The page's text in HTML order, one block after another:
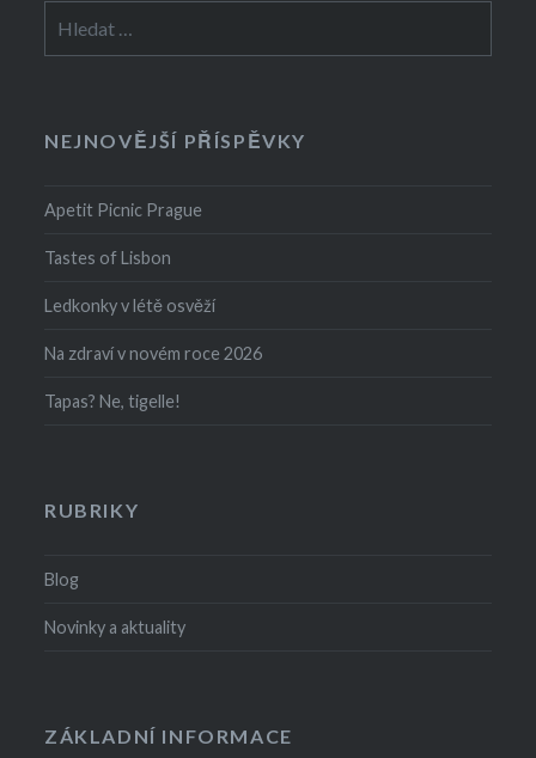
NEJNOVĚJŠÍ PŘÍSPĚVKY
Apetit Picnic Prague
Tastes of Lisbon
Ledkonky v létě osvěží
Na zdraví v novém roce 2026
Tapas? Ne, tigelle!
RUBRIKY
Blog
Novinky a aktuality
ZÁKLADNÍ INFORMACE